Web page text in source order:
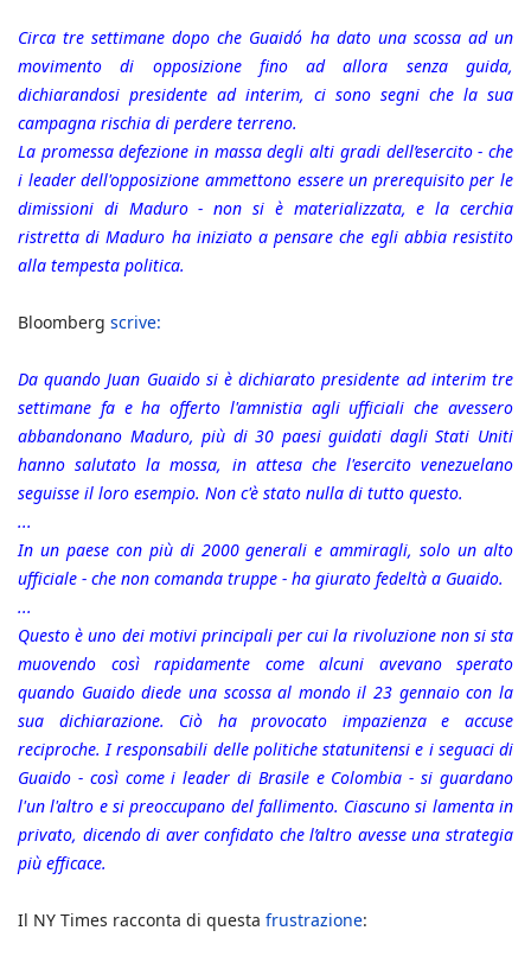
Circa tre settimane dopo che Guaidó ha dato una scossa ad un
movimento di opposizione fino ad allora senza guida,
dichiarandosi presidente ad interim, ci sono segni che la sua
campagna rischia di perdere terreno.
La promessa defezione in massa degli alti gradi dell’esercito - che
i leader dell'opposizione ammettono essere un prerequisito per le
dimissioni di Maduro - non si è materializzata, e la cerchia
ristretta di Maduro ha iniziato a pensare che egli abbia resistito
alla tempesta politica.
Bloomberg scrive:
Da quando Juan Guaido si è dichiarato presidente ad interim tre
settimane fa e ha offerto l'amnistia agli ufficiali che avessero
abbandonano Maduro, più di 30 paesi guidati dagli Stati Uniti
hanno salutato la mossa, in attesa che l'esercito venezuelano
seguisse il loro esempio. Non c'è stato nulla di tutto questo.
...
In un paese con più di 2000 generali e ammiragli, solo un alto
ufficiale - che non comanda truppe - ha giurato fedeltà a Guaido.
...
Questo è uno dei motivi principali per cui la rivoluzione non si sta
muovendo così rapidamente come alcuni avevano sperato
quando Guaido diede una scossa al mondo il 23 gennaio con la
sua dichiarazione. Ciò ha provocato impazienza e accuse
reciproche. I responsabili delle politiche statunitensi e i seguaci di
Guaido - così come i leader di Brasile e Colombia - si guardano
l'un l'altro e si preoccupano del fallimento. Ciascuno si lamenta in
privato, dicendo di aver confidato che l’altro avesse una strategia
più efficace.
Il NY Times racconta di questa frustrazione: